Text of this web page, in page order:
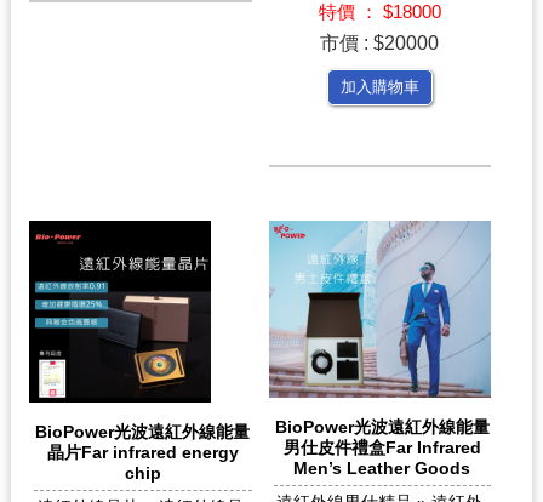
特價 ： $18000
市價 : $20000
加入購物車
BioPower光波遠紅外線能量
晶片Far infrared energy
chip
BioPower光波遠紅外線能量
男仕皮件禮盒Far Infrared
Men’s Leather Goods